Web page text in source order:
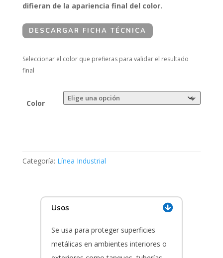
difieran de la apariencia final del color.
DESCARGAR FICHA TÉCNICA
Seleccionar el color que prefieras para validar el resultado
final
Color
Categoría: Línea Industrial
Usos
Se usa para proteger superficies
metálicas en ambientes interiores o